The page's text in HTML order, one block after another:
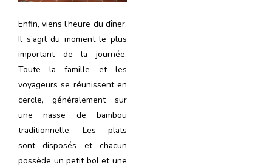
Enfin, viens l’heure du dîner.
Il s’agit du moment le plus
important de la journée.
Toute la famille et les
voyageurs se réunissent en
cercle, généralement sur
une nasse de bambou
traditionnelle. Les plats
sont disposés et chacun
possède un petit bol et une